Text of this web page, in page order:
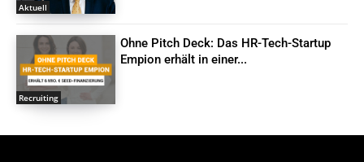
Aktuell
Recruiting
Ohne Pitch Deck: Das HR-Tech-Startup
Empion erhält in einer...